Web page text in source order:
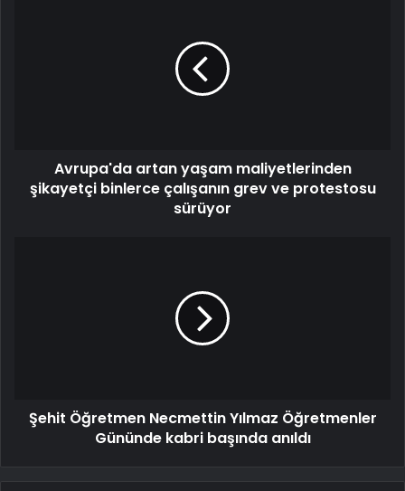
Avrupa'da artan yaşam maliyetlerinden
şikayetçi binlerce çalışanın grev ve protestosu
sürüyor
Şehit Öğretmen Necmettin Yılmaz Öğretmenler
Gününde kabri başında anıldı